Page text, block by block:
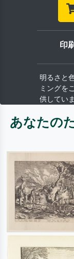
印
明るさと
ミングを
供してい
あなたの